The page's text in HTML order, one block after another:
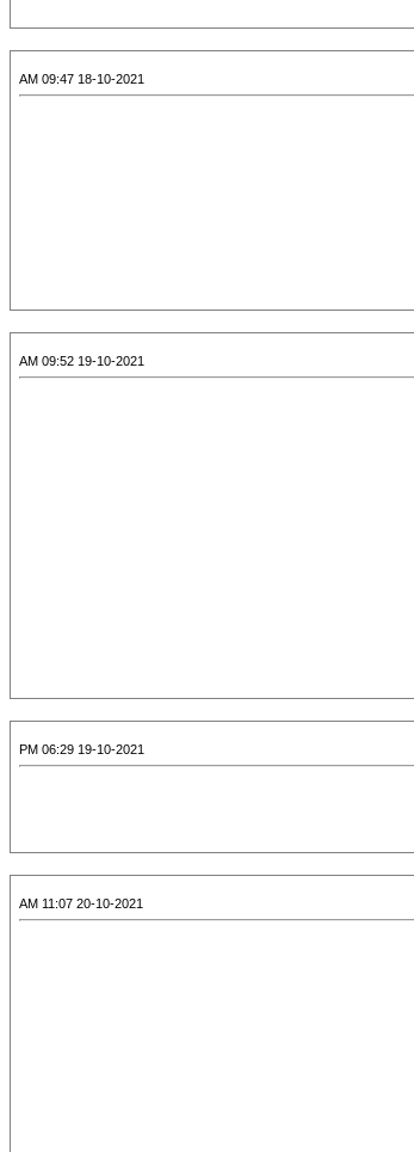
18-10-2021 09:47 AM
19-10-2021 09:52 AM
19-10-2021 06:29 PM
20-10-2021 11:07 AM